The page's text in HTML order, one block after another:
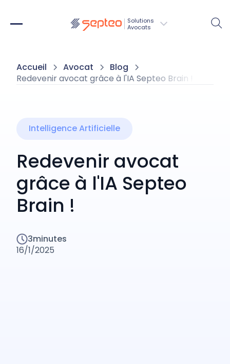
Solutions
Avocats
Accueil Avocat
Blog
Redevenir avocat grâce à l'IA Septeo Brain !
Intelligence Artificielle
Redevenir avocat
grâce à l'IA Septeo
Brain !
3minutes
16/1/2025